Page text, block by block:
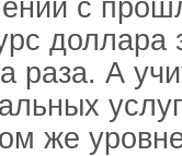
с
доллара
раза. А
же